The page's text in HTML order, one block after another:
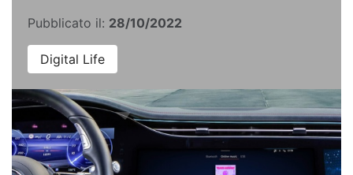
Pubblicato il: 28/10/2022
Digital Life